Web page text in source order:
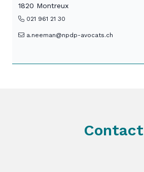
1820 Montreux
021 961 21 30
a.neeman@npdp-avocats.ch
Contact